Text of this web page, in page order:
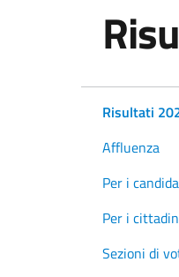
Risultati
Affluenza
Per i
Per i
Sezioni di